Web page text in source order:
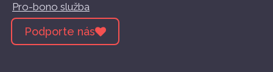
Pro-bono služba
Podporte nás